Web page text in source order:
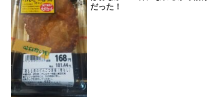
だった！